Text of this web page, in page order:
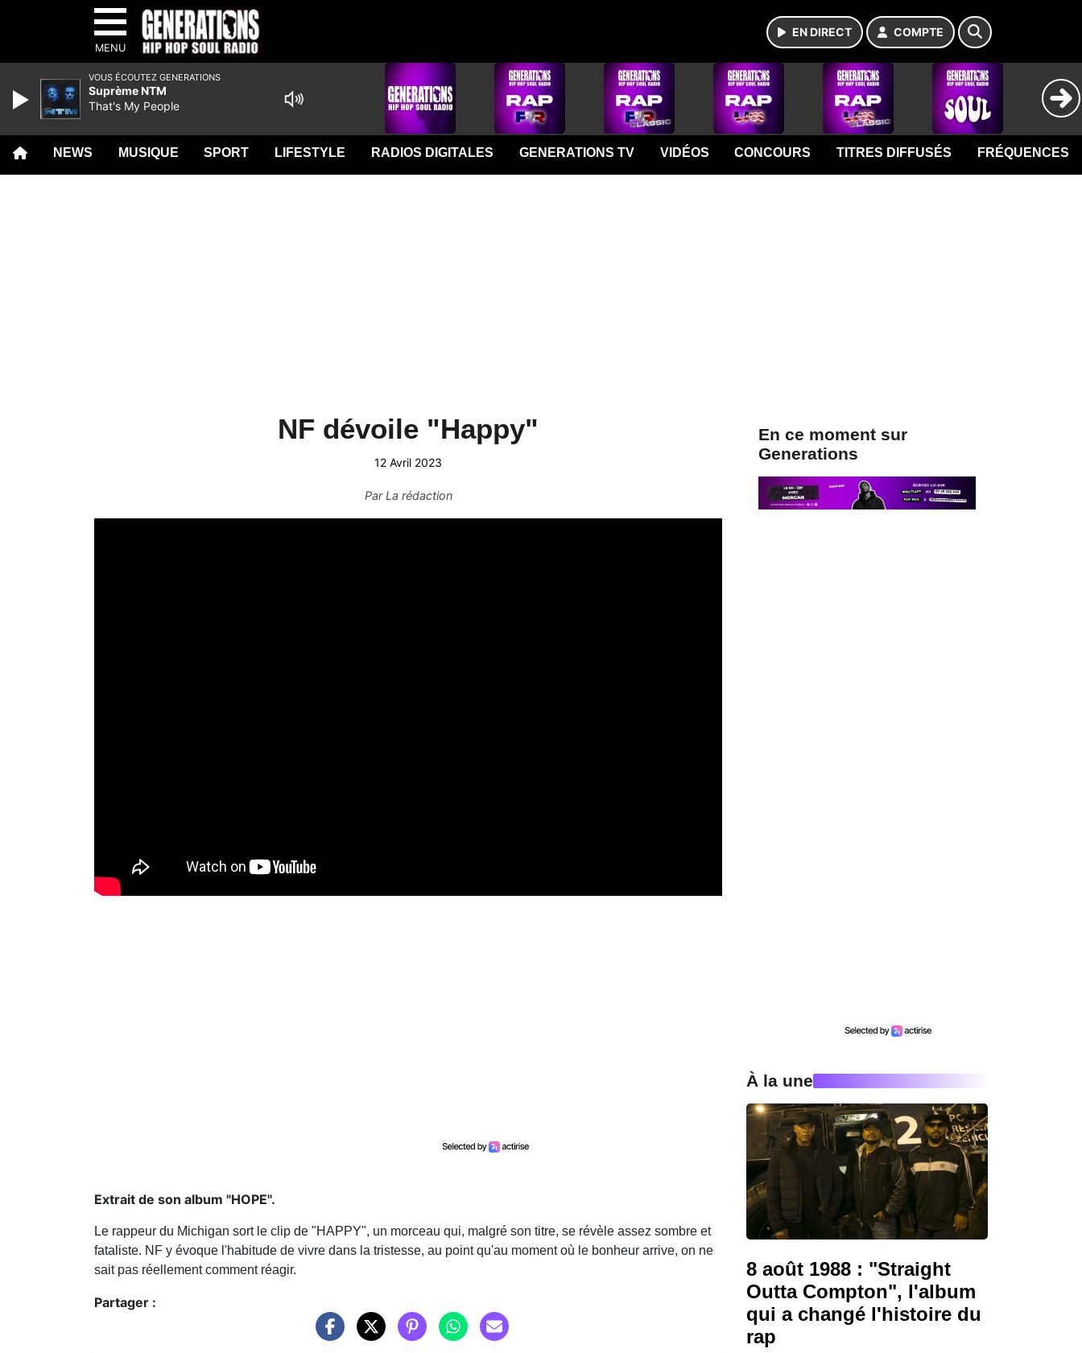
MENU
EN DIRECT COMPTE
NEWS MUSIQUE SPORT LIFESTYLE RADIOS DIGITALES GENERATIONS TV VIDÉOS CONCOURS TITRES DIFFUSÉS FRÉQUENCES
NF dévoile "Happy"
12 Avril 2023
ParLa rédaction
Extrait de son album "HOPE".
Le rappeur du Michigan sort le clip de "HAPPY", un morceau qui, malgré son titre, se révèle assez sombre et
fataliste. NF y évoque l'habitude de vivre dans la tristesse, au point qu'au moment où le bonheur arrive, on ne
sait pas réellement comment réagir.
Partager :
En ce moment sur
Generations
À la une
8 août 1988 : "Straight
Outta Compton", l'album
qui a changé l'histoire du
rap
VOUS ÉCOUTEZ GENERATIONS
Suprème NTM
That's My People